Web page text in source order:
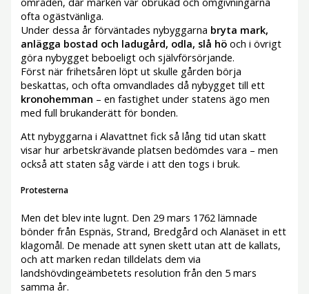
ofta ogästvänliga.
Under dessa år förväntades nybyggarna bryta mark,
anlägga bostad och ladugård, odla, slå hö och i övrigt
göra nybygget beboeligt och självförsörjande.
Först när frihetsåren löpt ut skulle gården börja
beskattas, och ofta omvandlades då nybygget till ett
kronohemman – en fastighet under statens ägo men
med full brukanderätt för bonden.
Att nybyggarna i Alavattnet fick så lång tid utan skatt
visar hur arbetskrävande platsen bedömdes vara – men
också att staten såg värde i att den togs i bruk.
Protesterna
Men det blev inte lugnt. Den 29 mars 1762 lämnade
bönder från Espnäs, Strand, Bredgård och Alanäset in ett
klagomål. De menade att synen skett utan att de kallats,
och att marken redan tilldelats dem via
landshövdingeämbetets resolution från den 5 mars
samma år.